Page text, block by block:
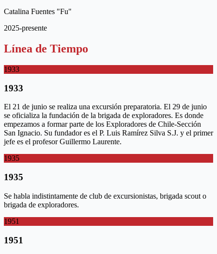
Catalina Fuentes "Fu"
2025-presente
Línea de Tiempo
1933
1933
El 21 de junio se realiza una excursión preparatoria. El 29 de junio
se oficializa la fundación de la brigada de exploradores. Es donde
empezamos a formar parte de los Exploradores de Chile-Sección
San Ignacio. Su fundador es el P. Luis Ramírez Silva S.J. y el primer
jefe es el profesor Guillermo Laurente.
1935
1935
Se habla indistintamente de club de excursionistas, brigada scout o
brigada de exploradores.
1951
1951